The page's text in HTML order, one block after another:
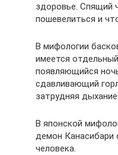
здоровье. Спящий
пошевелиться и
В мифологии
имеется
появляющийся
сдавливающий
затрудняя
В японской
демон Канасибари
человека.